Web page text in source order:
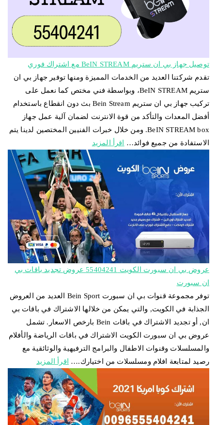
توصيل جهاز بي ان ستريم BeIN STREAM مع اشتراك فوري
تقدم شركتنا العديد من الخدمات المميزة ومنها توفير جهاز بي ان
ستريم BeIN STREAM، وبواسطة فني مختص كما نعمل على
تركيب جهاز بي ان ستريم Bein Stream بث دون انقطاع باستخدام
أفضل المعدات والتأكد من قوة الانترنت لضمان آلية عمل جهاز
BeIN STREAM box. ومن خلال خبرات الفنيين المختصين لدينا يتم
الاستفادة من جميع فوائد…
اقرأ المزيد
عروض بي ان سبورت الكويت 55404241 عروض تجديد باقات بي
ان سبورت
توفر مجموعة قنوات بي ان سبورت Bein Sport العديد من العروض
الجذابة في الكويت, والتي يمكن من خلالها الاشتراك في باقات بي
ان, أو تجديد الاشتراك في باقات Bein بارخص الاسعار. تشمل
عروض بي ان سبورت الكويت الاشتراك في باقات الرياضة والأفلام
والمسلسلات وقنوات الاطفال والبرامج الترفيهية والوثائقية مع
رصيد لمتابعة افلام ومسلسلات من اختيارك.…
اقرأ المزيد